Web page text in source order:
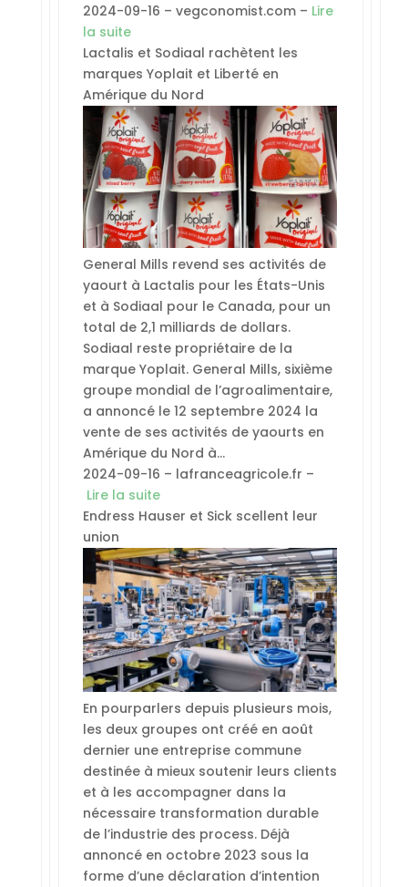
2024-09-16 – vegconomist.com – Lire
la suite
Lactalis et Sodiaal rachètent les
marques Yoplait et Liberté en
Amérique du Nord
General Mills revend ses activités de
yaourt à Lactalis pour les États-Unis
et à Sodiaal pour le Canada, pour un
total de 2,1 milliards de dollars.
Sodiaal reste propriétaire de la
marque Yoplait. General Mills, sixième
groupe mondial de l’agroalimentaire,
a annoncé le 12 septembre 2024 la
vente de ses activités de yaourts en
Amérique du Nord à…
2024-09-16 – lafranceagricole.fr –
Lire la suite
Endress Hauser et Sick scellent leur
union
En pourparlers depuis plusieurs mois,
les deux groupes ont créé en août
dernier une entreprise commune
destinée à mieux soutenir leurs clients
et à les accompagner dans la
nécessaire transformation durable
de l’industrie des process. Déjà
annoncé en octobre 2023 sous la
forme d’une déclaration d’intention